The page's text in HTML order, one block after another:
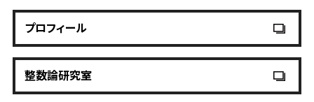
プロフィール
整数論研究室